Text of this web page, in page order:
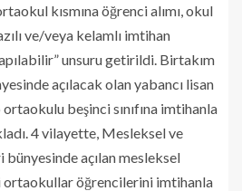
kısmına öğrenci alımı, okul
ve/veya kelamlı imtihan
unsuru getirildi. Birtakım
açılacak olan yabancı lisan
beşinci sınıfına imtihanla
4 vilayette, Mesleksel ve
açılan mesleksel
öğrencilerini imtihanla